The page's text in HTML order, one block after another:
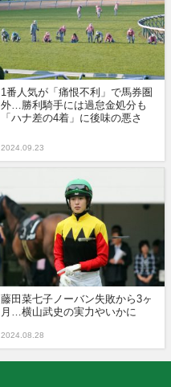
1番人気が「痛恨不利」で馬券圏
外…勝利騎手には過怠金処分も
「ハナ差の4着」に後味の悪さ
2024.09.23
藤田菜七子ノーバン失敗から3ヶ
月…横山武史の実力やいかに
2024.08.28